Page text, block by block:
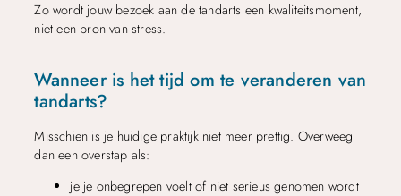
Zo wordt jouw bezoek aan de tandarts een kwaliteitsmoment,
niet een bron van stress.
Wanneer is het tijd om te veranderen van
tandarts?
Misschien is je huidige praktijk niet meer prettig. Overweeg
dan een overstap als:
je je onbegrepen voelt of niet serieus genomen wordt